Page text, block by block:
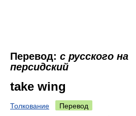
Перевод: с русского на
персидский
take wing
Толкование Перевод